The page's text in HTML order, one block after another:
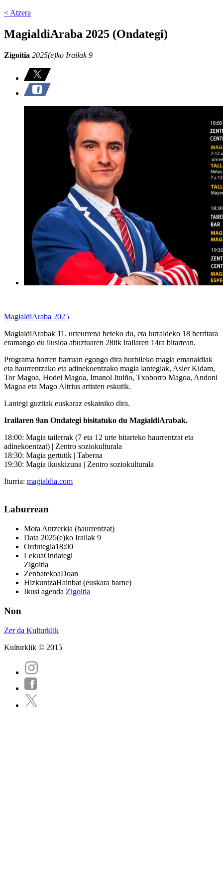
< Atzera
MagialdiAraba 2025 (Ondategi)
Zigoitia 2025(e)ko Irailak 9
MagialdiAraba 2025
MagialdiArabak 11. urteurrena beteko du, eta lurraldeko 18 herritara
eramango du ilusioa abuztuaren 28tik irailaren 14ra bitartean.
Programa horren barruan egongo dira hurbileko magia emanaldiak
eta haurrentzako eta adinekoentzako magia lantegiak, Asier Kidam,
Tor Magoa, Hodei Magoa, Imanol Ituiño, Txoborro Magoa, Andoni
Magoa eta Mago Altrius artisten eskutik.
Lantegi guztiak euskaraz eskainiko dira.
Irailaren 9an Ondategi bisitatuko du MagialdiArabak.
18:00: Magia tailerrak (7 eta 12 urte bitarteko haurrentzat eta
adinekoentzat) | Zentro soziokulturala
18:30: Magia gertutik | Taberna
19:30: Magia ikuskizuna | Zentro soziokulturala
Iturria: magialdia.com
Laburrean
Mota Antzerkia (haurrentzat)
Data 2025(e)ko Irailak 9
Ordutegia18:00
LekuaOndategi
Zigoitia
ZenbatekoaDoan
HizkuntzaHainbat (euskara barne)
Ikusi agenda Zigoitia
Non
Zer da Kulturklik
Kulturklik © 2015